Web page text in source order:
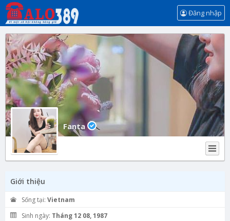
Đăng nhập
Fanta
Giới thiệu
Sống tại: Vietnam
Sinh ngày: Tháng 12 08, 1987